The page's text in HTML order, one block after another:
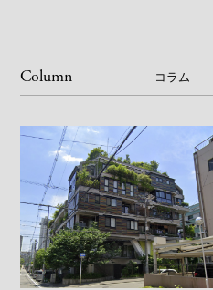
Column コラム